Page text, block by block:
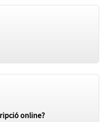
online?